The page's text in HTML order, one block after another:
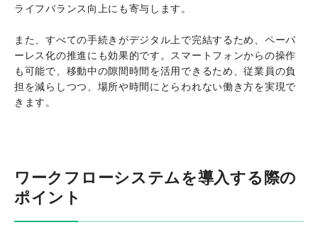
ライフバランス向上にも寄与します。
また、すべての手続きがデジタル上で完結するため、ペーパ
ーレス化の推進にも効果的です。スマートフォンからの操作
も可能で、移動中の隙間時間を活用できるため、従業員の負
担を減らしつつ、場所や時間にとらわれない働き方を実現で
きます。
ワークフローシステムを導入する際の
ポイント